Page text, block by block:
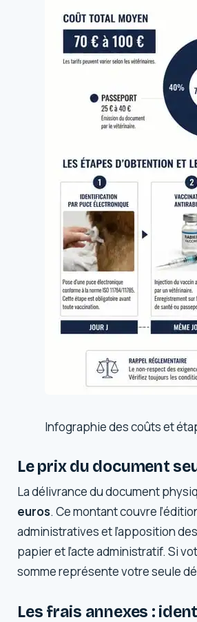
Infographie des coûts et
Le prix du document
La délivrance du document
euros. Ce montant couvre
administratives et l’apposition
papier et l’acte administratif. Si
somme représente votre seule
Les frais annexes :